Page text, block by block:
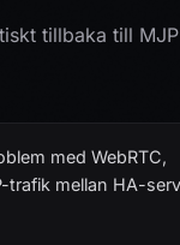
tillbaka till
med WebRTC,
trafik mellan HA-